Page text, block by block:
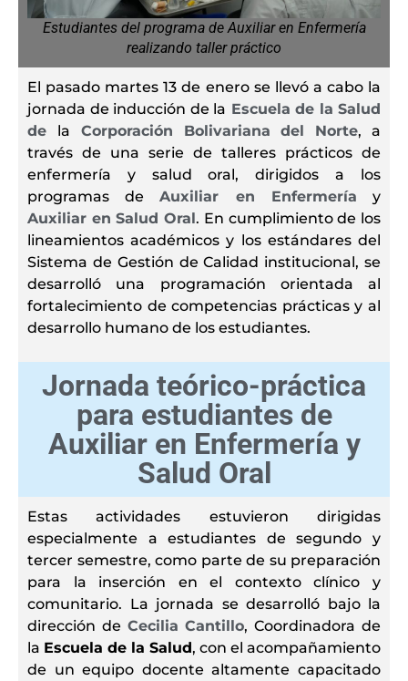
Estudiantes del programa de Auxiliar en Enfermería
realizando taller práctico
El pasado martes 13 de enero se llevó a cabo la
jornada de inducción de la Escuela de la Salud
de
la Corporación Bolivariana del Norte, a
través de una serie de talleres prácticos de
enfermería y salud oral, dirigidos a los
programas deAuxiliar en Enfermería y
Auxiliar en Salud Oral. En cumplimiento de los
lineamientos académicos y los estándares del
Sistema de Gestión de Calidad institucional, se
desarrolló una programación orientada al
fortalecimiento de competencias prácticas y al
desarrollo humano de los estudiantes.
Jornada teórico-práctica
para estudiantes de
Auxiliar en Enfermería y
Salud Oral
Estas actividades estuvieron dirigidas
especialmente a estudiantes de segundo y
tercer semestre, como parte de su preparación
para la inserción en el contexto clínico y
comunitario. La jornada se desarrolló bajo la
dirección de Cecilia Cantillo, Coordinadora de
la Escuela de la Salud, con el acompañamiento
de un equipo docente altamente capacitado